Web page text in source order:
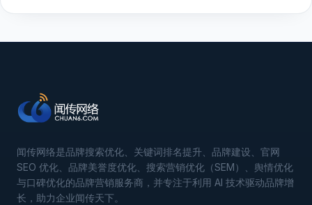
闻传网络是品牌搜索优化、关键词排名提升、品牌建设、官网
SEO 优化、品牌美誉度优化、搜索营销优化（SEM）、舆情优化
与口碑优化的品牌营销服务商，并专注于利用 AI 技术驱动品牌增
长，助力企业闻传天下。